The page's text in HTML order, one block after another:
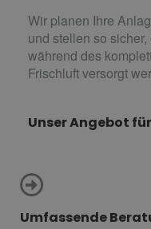
Wir planen Ihre
und stellen so
während des
Frischluft versorgt
Unser Angebot
Umfassende